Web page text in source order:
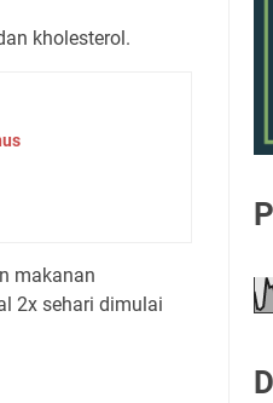
kholesterol.
makanan
2x sehari dimulai